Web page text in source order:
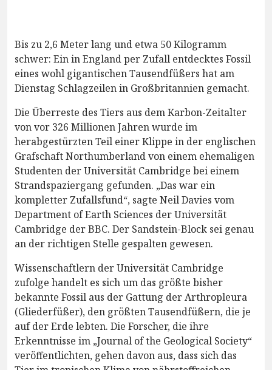
Bis zu 2,6 Meter lang und etwa 50 Kilogramm
schwer: Ein in England per Zufall entdecktes Fossil
eines wohl gigantischen Tausendfüßers hat am
Dienstag Schlagzeilen in Großbritannien gemacht.
Die Überreste des Tiers aus dem Karbon-Zeitalter
von vor 326 Millionen Jahren wurde im
herabgestürzten Teil einer Klippe in der englischen
Grafschaft Northumberland von einem ehemaligen
Studenten der Universität Cambridge bei einem
Strandspaziergang gefunden. „Das war ein
kompletter Zufallsfund“, sagte Neil Davies vom
Department of Earth Sciences der Universität
Cambridge der BBC. Der Sandstein-Block sei genau
an der richtigen Stelle gespalten gewesen.
Wissenschaftlern der Universität Cambridge
zufolge handelt es sich um das größte bisher
bekannte Fossil aus der Gattung der Arthropleura
(Gliederfüßer), den größten Tausendfüßern, die je
auf der Erde lebten. Die Forscher, die ihre
Erkenntnisse im „Journal of the Geological Society“
veröffentlichten, gehen davon aus, dass sich das